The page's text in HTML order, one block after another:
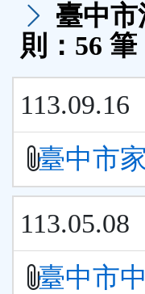
臺中
則：56 筆
113.09.16
臺中市
113.05.08
臺中市